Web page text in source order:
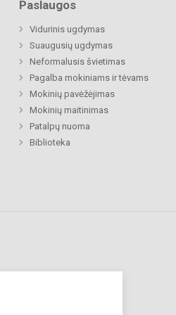
Paslaugos
Vidurinis ugdymas
Suaugusių ugdymas
Neformalusis švietimas
Pagalba mokiniams ir tėvams
Mokinių pavėžėjimas
Mokinių maitinimas
Patalpų nuoma
Biblioteka